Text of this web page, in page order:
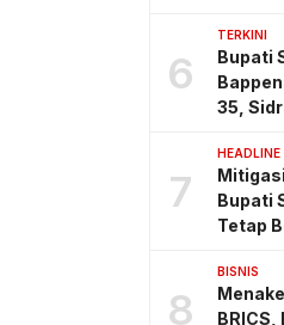
6
TERKINI
Bupati
35,
7
HEADLINE
Bupati
Tetap
8
BISNIS